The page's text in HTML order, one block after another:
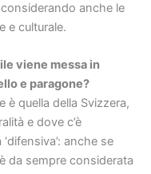
anche le
e culturale.
viene messa in
e paragone?
è quella della Svizzera,
e dove c’è
anche se
da sempre considerata